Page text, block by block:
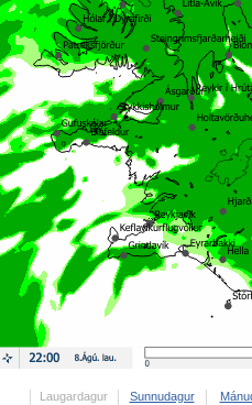
Laugardagur Sunnudagur